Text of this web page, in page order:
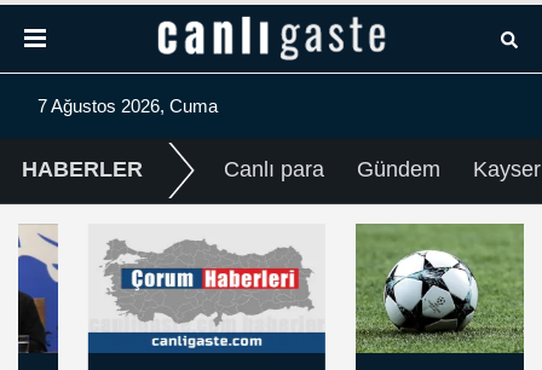
7 Ağustos 2026, Cuma
HABERLER Canlı para Gündem